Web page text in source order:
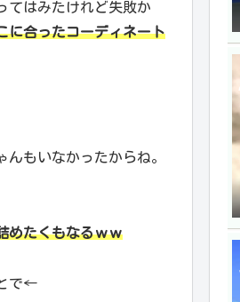
てはみたけれど失敗か
に合ったコーディネート
もいなかったからね。
めたくもなるｗｗ
で←